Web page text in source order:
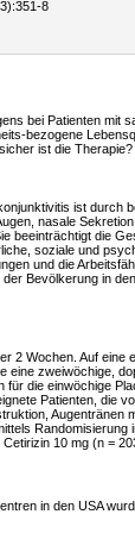
8
bei Patienten mit
bezogene
ist die Therapie?
ist durch
nasale
beeinträchtigt die
soziale und
und die
Bevölkerung in
2 Wochen. Auf eine
eine zweiwöchige,
für die einwöchige
Patienten, die
Augentränen
Randomisierung
10 mg (n =
in den USA